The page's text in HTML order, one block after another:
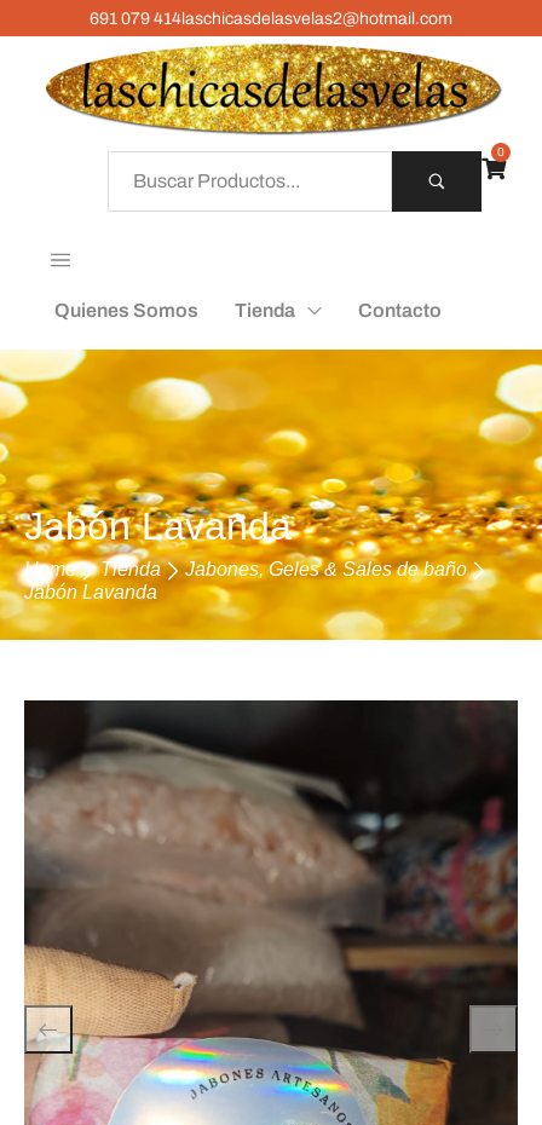
691 079 414laschicasdelasvelas2@hotmail.com
Quienes Somos Tienda Contacto
0
Jabón Lavanda
Home Tienda
Jabones, Geles & Sales de baño
Jabón Lavanda